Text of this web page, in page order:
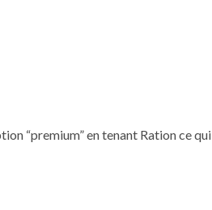
“premium” en tenant Ration ce qui